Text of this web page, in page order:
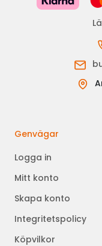
Genvägar
Logga in
Mitt konto
Skapa konto
Integritetspolicy
Köpvilkor